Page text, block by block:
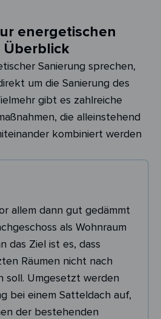
energetischen
Überblick
Sanierung sprechen,
um die Sanierung des
gibt es zahlreiche
die alleinstehend
kombiniert werden
allem dann gut gedämmt
als Wohnraum
das Ziel ist es, dass
Räumen nicht nach
soll. Umgesetzt werden
bei einem Satteldach auf,
der bestehenden